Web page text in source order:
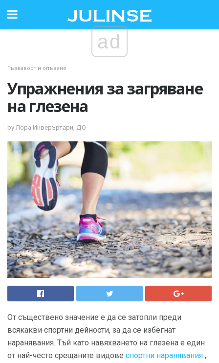
ad
Гъвкавост и опъване
Упражнения за загряване
на глезена
by Лора Инверъртари, ДО
От съществено значение е да се затопли преди
всякакви спортни дейности, за да се избегнат
наранявания. Тъй като навяхването на глезена е един
от най-често срещаните видове спортни наранявания ,